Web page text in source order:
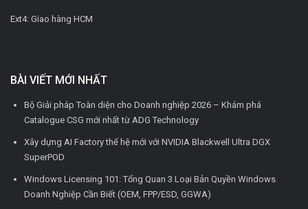
Ext4: Giao hàng HCM
BÀI VIẾT MỚI NHẤT
Bộ Giải pháp Toàn diện cho Doanh nghiệp 2026 – Khám phá
Catalogue CSG mới nhất từ ADG Technology
Xây dựng AI Factory thế hệ mới với NVIDIA Blackwell Ultra DGX
SuperPOD
Windows Licensing 101: Tổng Quan 3 Loại Bản Quyền Windows
Doanh Nghiệp Cần Biết (OEM, FPP/ESD, GGWA)